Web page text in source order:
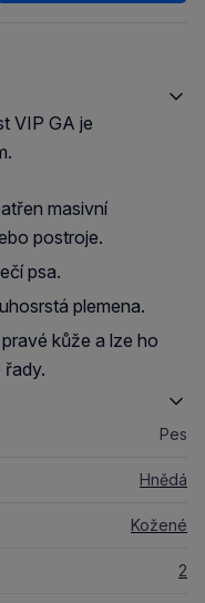
VIP GA je
masivní
postroje.
psa.
plemena.
kůže a lze ho
řady.
Pes
Hnědá
Kožené
2